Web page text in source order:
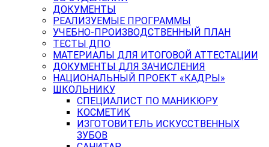
ДОКУМЕНТЫ
РЕАЛИЗУЕМЫЕ ПРОГРАММЫ
УЧЕБНО-ПРОИЗВОДСТВЕННЫЙ ПЛАН
ТЕСТЫ ДПО
МАТЕРИАЛЫ ДЛЯ ИТОГОВОЙ АТТЕСТАЦИИ
ДОКУМЕНТЫ ДЛЯ ЗАЧИСЛЕНИЯ
НАЦИОНАЛЬНЫЙ ПРОЕКТ «КАДРЫ»
ШКОЛЬНИКУ
СПЕЦИАЛИСТ ПО МАНИКЮРУ
КОСМЕТИК
ИЗГОТОВИТЕЛЬ ИСКУССТВЕННЫХ
ЗУБОВ